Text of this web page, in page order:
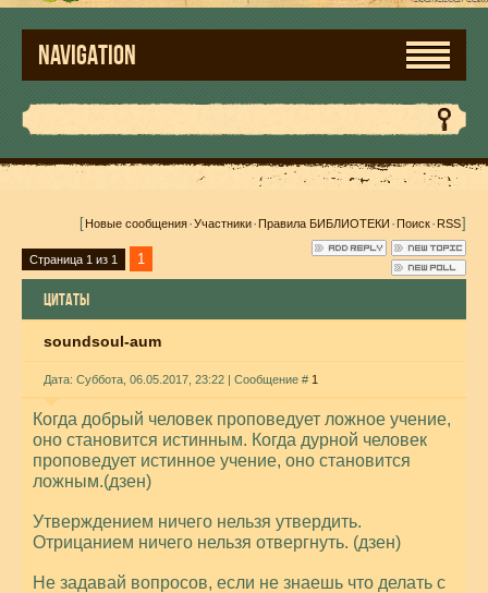
NAVIGATION
[Новые сообщения·Участники·Правила БИБЛИОТЕКИ·Поиск·RSS]
Страница 1 из 1 1
ЦИТАТЫ
soundsoul-aum
Дата: Суббота, 06.05.2017, 23:22 | Сообщение # 1
Когда добрый человек проповедует ложное учение,
оно становится истинным. Когда дурной человек
проповедует истинное учение, оно становится
ложным.(дзен)
Утверждением ничего нельзя утвердить.
Отрицанием ничего нельзя отвергнуть. (дзен)
Не задавай вопросов, если не знаешь что делать с